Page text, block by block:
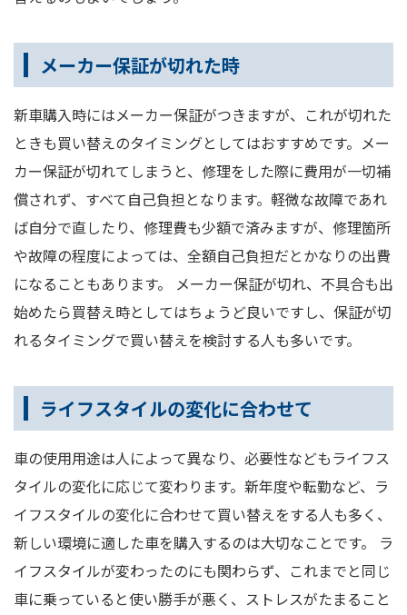
メーカー保証が切れた時
新車購入時にはメーカー保証がつきますが、これが切れた
ときも買い替えのタイミングとしてはおすすめです。メー
カー保証が切れてしまうと、修理をした際に費用が一切補
償されず、すべて自己負担となります。軽微な故障であれ
ば自分で直したり、修理費も少額で済みますが、修理箇所
や故障の程度によっては、全額自己負担だとかなりの出費
になることもあります。 メーカー保証が切れ、不具合も出
始めたら買替え時としてはちょうど良いですし、保証が切
れるタイミングで買い替えを検討する人も多いです。
ライフスタイルの変化に合わせて
車の使用用途は人によって異なり、必要性などもライフス
タイルの変化に応じて変わります。新年度や転勤など、ラ
イフスタイルの変化に合わせて買い替えをする人も多く、
新しい環境に適した車を購入するのは大切なことです。 ラ
イフスタイルが変わったのにも関わらず、これまでと同じ
車に乗っていると使い勝手が悪く、ストレスがたまること